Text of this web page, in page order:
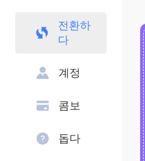
전환하
다
계정
콤보
돕다